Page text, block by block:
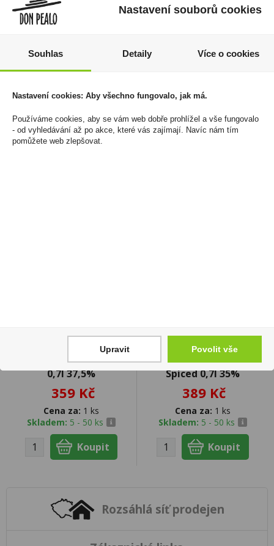
Haribo Frucht Roulette
299 Kč
Cena za:balení (50 ks)
Čaj Ahmad Tea English
249 Kč
Bacardi Carta Blanca
0,7l 37,5%
359 Kč
Cena za: 1 ks
Skladem: 5 - 50 ks
Riviere Du Mat Black
Spiced 0,7l 35%
389 Kč
Cena za: 1 ks
Skladem: 5 - 50 ks
Rozsáhlá síť prodejen
Nastavení souborů cookies
Souhlas Detaily Více o cookies
Nastavení cookies: Aby všechno fungovalo, jak má.
Používáme cookies, aby se vám web dobře prohlížel a vše fungovalo
- od vyhledávání až po akce, které vás zajímají. Navíc nám tím
pomůžete web zlepšovat.
Upravit Povolit vše